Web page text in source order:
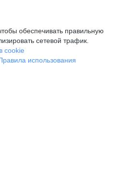
обеспечивать правильную
сетевой трафик.
cookie
использования